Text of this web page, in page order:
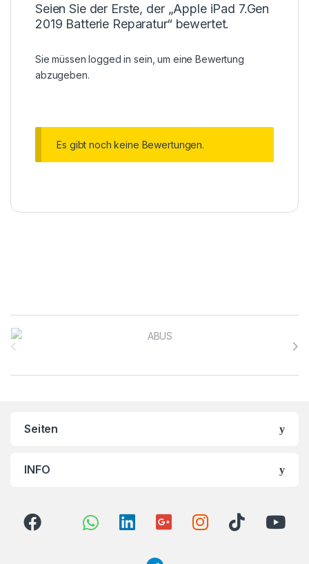
Seien Sie der Erste, der „Apple iPad 7.Gen
2019 Batterie Reparatur“ bewertet.
Sie müssenlogged in sein, um eine Bewertung
abzugeben.
Es gibt noch keine Bewertungen.
Brands Carousel
Seiten
INFO